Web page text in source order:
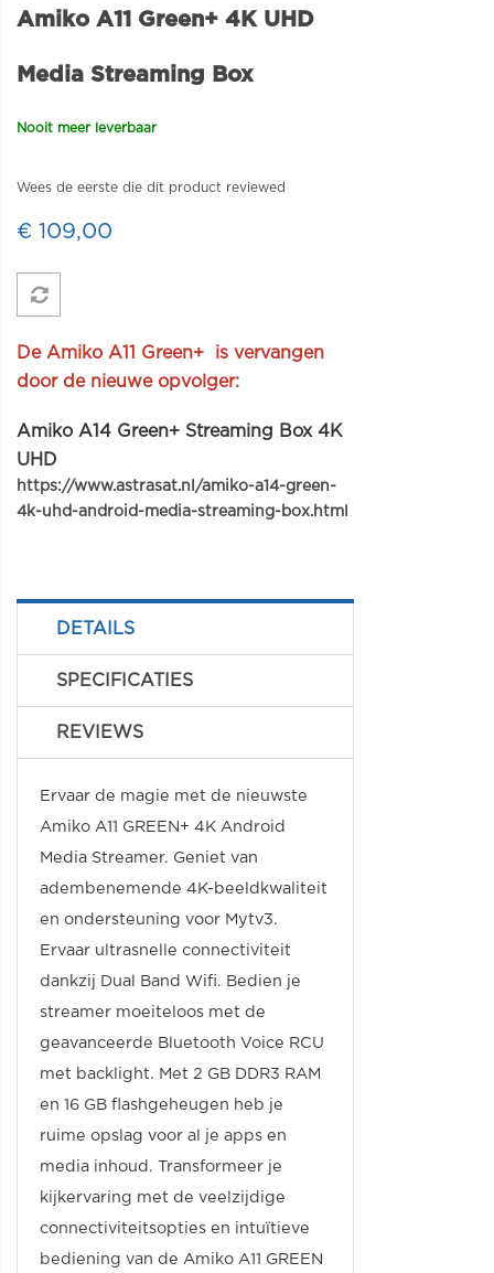
Amiko A11 Green+ 4K UHD
Media Streaming Box
Nooit meer leverbaar
Wees de eerste die dit product reviewed
€ 109,00
De Amiko A11 Green+ is vervangen
door de nieuwe opvolger:
Amiko A14 Green+ Streaming Box 4K
UHD
https://www.astrasat.nl/amiko-a14-green-
4k-uhd-android-media-streaming-box.html
DETAILS
SPECIFICATIES
REVIEWS
Ervaar de magie met de nieuwste
Amiko A11 GREEN+ 4K Android
Media Streamer. Geniet van
adembenemende 4K-beeldkwaliteit
en ondersteuning voor Mytv3.
Ervaar ultrasnelle connectiviteit
dankzij Dual Band Wifi. Bedien je
streamer moeiteloos met de
geavanceerde Bluetooth Voice RCU
met backlight. Met 2 GB DDR3 RAM
en 16 GB flashgeheugen heb je
ruime opslag voor al je apps en
media inhoud. Transformeer je
kijkervaring met de veelzijdige
connectiviteitsopties en intuïtieve
bediening van de Amiko A11 GREEN